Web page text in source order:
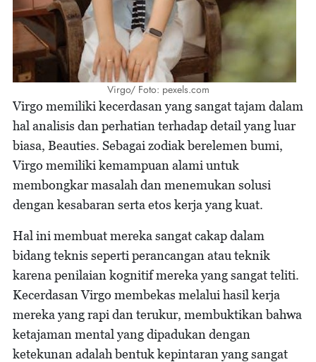
Virgo/ Foto: pexels.com
Virgo memiliki kecerdasan yang sangat tajam dalam
hal analisis dan perhatian terhadap detail yang luar
biasa, Beauties. Sebagai zodiak berelemen bumi,
Virgo memiliki kemampuan alami untuk
membongkar masalah dan menemukan solusi
dengan kesabaran serta etos kerja yang kuat.
Hal ini membuat mereka sangat cakap dalam
bidang teknis seperti perancangan atau teknik
karena penilaian kognitif mereka yang sangat teliti.
Kecerdasan Virgo membekas melalui hasil kerja
mereka yang rapi dan terukur, membuktikan bahwa
ketajaman mental yang dipadukan dengan
ketekunan adalah bentuk kepintaran yang sangat